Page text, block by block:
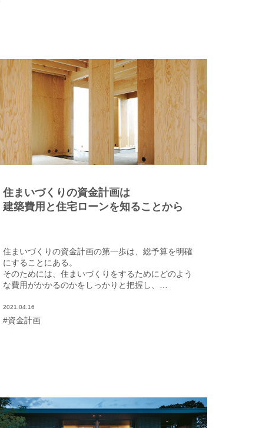
住まいづくりの資金計画は
建築費用と住宅ローンを知ることから
住まいづくりの資金計画の第一歩は、総予算を明確
にすることにある。
そのためには、住まいづくりをするためにどのよう
な費用がかかるのかをしっかりと把握し、
を知ることが必要だ。
2021.04.16
#資金計画